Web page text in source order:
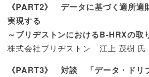
《PART2》 データに基づく適所適
実現する
～ブリヂストンにおけるB-HRXの取
株式会社ブリヂストン 江上 茂樹 氏
《PART3》 対談 「データ・ドリ